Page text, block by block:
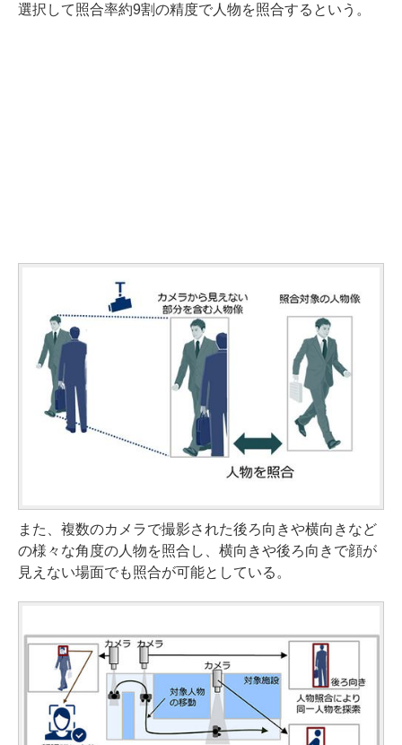
選択して照合率約9割の精度で人物を照合するという。
また、複数のカメラで撮影された後ろ向きや横向きなど
の様々な角度の人物を照合し、横向きや後ろ向きで顔が
見えない場面でも照合が可能としている。